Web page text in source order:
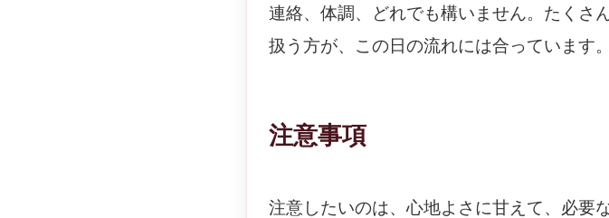
連絡、体調、どれでも構いません。たくさ
扱う方が、この日の流れには合っています。
注意事項
注意したいのは、心地よさに甘えて、必要